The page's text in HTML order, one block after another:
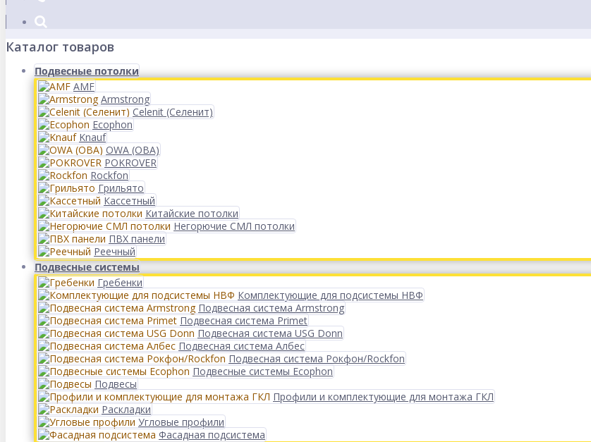
Каталог товаров
Подвесные потолки
AMF
Armstrong
Celenit (Селенит)
Ecophon
Knauf
OWA (ОВА)
POKROVER
Rockfon
Грильято
Кассетный
Китайские потолки
Негорючие СМЛ потолки
ПВХ панели
Реечный
Подвесные системы
Гребенки
Комплектующие для подсистемы НВФ
Подвесная система Armstrong
Подвесная система Primet
Подвесная система USG Donn
Подвесная система Албес
Подвесная система Рокфон/Rockfon
Подвесные системы Ecophon
Подвесы
Профили и комплектующие для монтажа ГКЛ
Раскладки
Угловые профили
Фасадная подсистема